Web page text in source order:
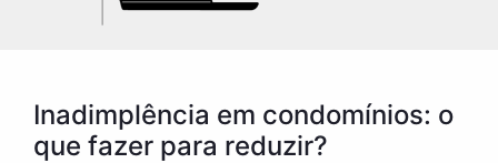
Inadimplência em condomínios: o
que fazer para reduzir?